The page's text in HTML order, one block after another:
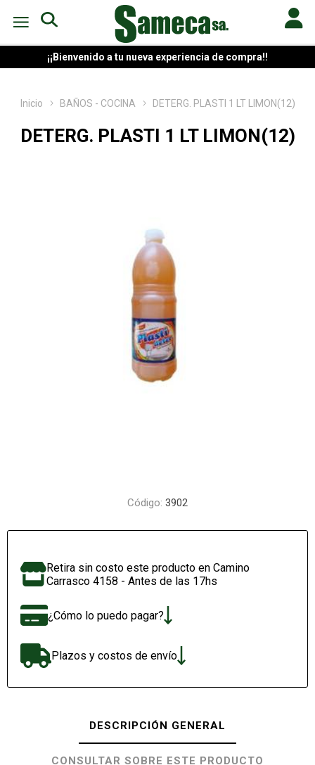
¡¡Bienvenido a tu nueva experiencia de compra!!
Inicio BAÑOS - COCINA DETERG. PLASTI 1 LT LIMON(12)
DETERG. PLASTI 1 LT LIMON(12)
Código: 3902
Retira sin costo este producto en Camino
Carrasco 4158 - Antes de las 17hs
¿Cómo lo puedo pagar?
Plazos y costos de envío
DESCRIPCIÓN GENERAL
CONSULTAR SOBRE ESTE PRODUCTO